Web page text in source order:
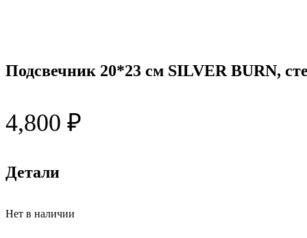
Подсвечник 20*23 см SILVER BURN,
4,800 ₽
Детали
Нет в наличии